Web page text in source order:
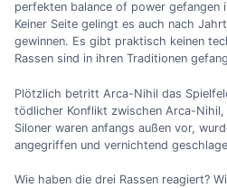
perfekten balance of power gefangen
Keiner Seite gelingt es auch nach
gewinnen. Es gibt praktisch keinen
Rassen sind in ihren Traditionen
Plötzlich betritt Arca-Nihil das
tödlicher Konflikt zwischen Arca-Nihil,
Siloner waren anfangs außen vor,
angegriffen und vernichtend
Wie haben die drei Rassen reagiert?